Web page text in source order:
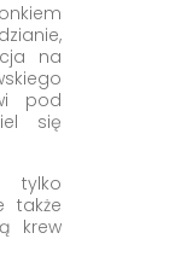
na
pod
się
także
krew